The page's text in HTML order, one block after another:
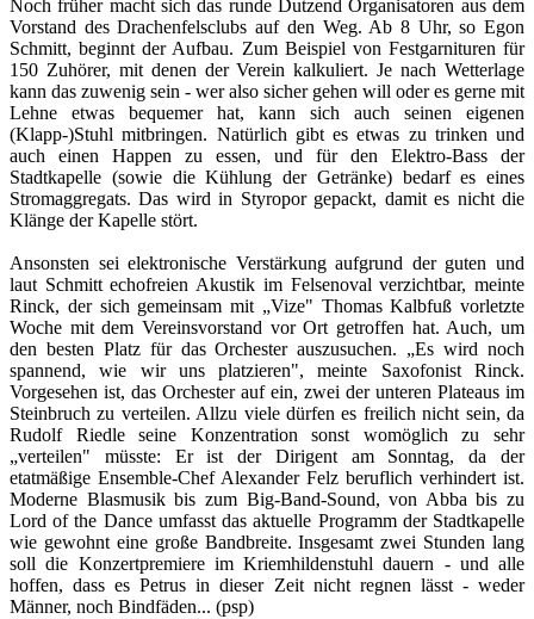
Noch früher macht sich das runde Dutzend Organisatoren aus dem
Vorstand des Drachenfelsclubs auf den Weg. Ab 8 Uhr, so Egon
Schmitt, beginnt der Aufbau. Zum Beispiel von Festgarnituren für
150 Zuhörer, mit denen der Verein kalkuliert. Je nach Wetterlage
kann das zuwenig sein - wer also sicher gehen will oder es gerne mit
Lehne etwas bequemer hat, kann sich auch seinen eigenen
(Klapp-)Stuhl mitbringen. Natürlich gibt es etwas zu trinken und
auch einen Happen zu essen, und für den Elektro-Bass der
Stadtkapelle (sowie die Kühlung der Getränke) bedarf es eines
Stromaggregats. Das wird in Styropor gepackt, damit es nicht die
Klänge der Kapelle stört.
Ansonsten sei elektronische Verstärkung aufgrund der guten und
laut Schmitt echofreien Akustik im Felsenoval verzichtbar, meinte
Rinck, der sich gemeinsam mit „Vize" Thomas Kalbfuß vorletzte
Woche mit dem Vereinsvorstand vor Ort getroffen hat. Auch, um
den besten Platz für das Orchester auszusuchen. „Es wird noch
spannend, wie wir uns platzieren", meinte Saxofonist Rinck.
Vorgesehen ist, das Orchester auf ein, zwei der unteren Plateaus im
Steinbruch zu verteilen. Allzu viele dürfen es freilich nicht sein, da
Rudolf Riedle seine Konzentration sonst womöglich zu sehr
„verteilen" müsste: Er ist der Dirigent am Sonntag, da der
etatmäßige Ensemble-Chef Alexander Felz beruflich verhindert ist.
Moderne Blasmusik bis zum Big-Band-Sound, von Abba bis zu
Lord of the Dance umfasst das aktuelle Programm der Stadtkapelle
wie gewohnt eine große Bandbreite. Insgesamt zwei Stunden lang
soll die Konzertpremiere im Kriemhildenstuhl dauern - und alle
hoffen, dass es Petrus in dieser Zeit nicht regnen lässt - weder
Männer, noch Bindfäden... (psp)